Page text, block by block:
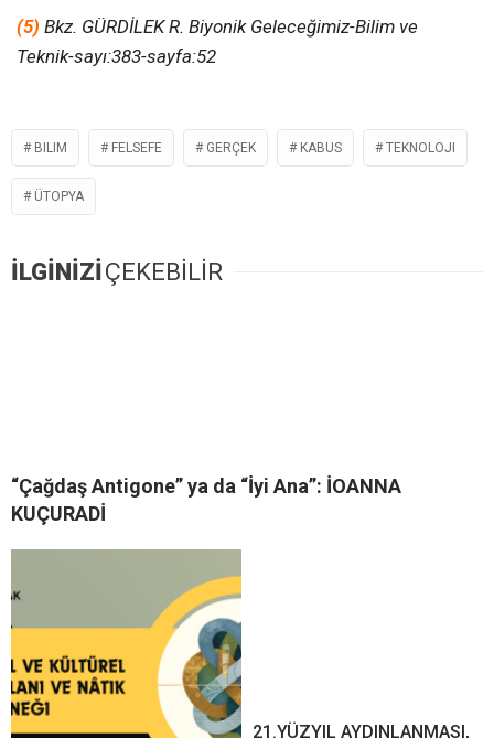
(5) Bkz. GÜRDİLEK R. Biyonik Geleceğimiz-Bilim ve
Teknik-sayı:383-sayfa:52
BILIM FELSEFE GERÇEK KABUS TEKNOLOJI
ÜTOPYA
İLGİNİZİÇEKEBİLİR
“Çağdaş Antigone” ya da “İyi Ana”: İOANNA
KUÇURADİ
21.YÜZYIL AYDINLANMASI,